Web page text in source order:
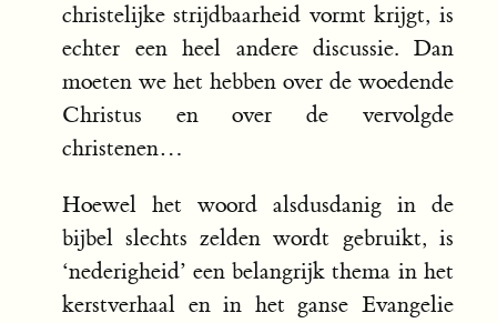
christelijke strijdbaarheid vormt krijgt, is
echter een heel andere discussie. Dan
moeten we het hebben over de woedende
Christus en over de vervolgde
christenen…
Hoewel het woord alsdusdanig in de
bijbel slechts zelden wordt gebruikt, is
‘nederigheid’ een belangrijk thema in het
kerstverhaal en in het ganse Evangelie